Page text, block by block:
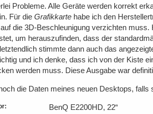
Probleme. Alle Geräte werden korrekt
Für die Grafikkarte habe ich den
die 3D-Beschleunigung verzichten muss.
um herauszufinden, dass der
stimmte dann auch das
und ich denke, dass ich von der Kiste
werden muss. Diese Ausgabe war
die Daten meines neuen Desktops, falls
BenQ E2200HD, 22“